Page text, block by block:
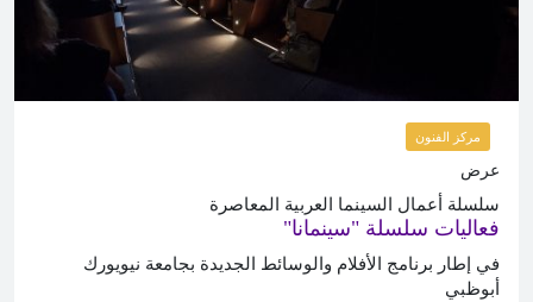
مركز الفنون
عرض
سلسلة أعمال السينما العربية المعاصرة
فعاليات سلسلة "سينمانا"
في إطار برنامج الأفلام والوسائط الجديدة بجامعة نيويورك
أبوظبي